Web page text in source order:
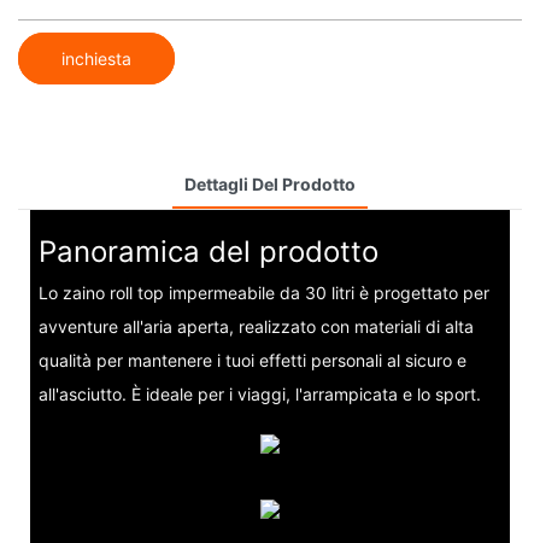
inchiesta
Dettagli Del Prodotto
Panoramica del prodotto
Lo zaino roll top impermeabile da 30 litri è progettato per
avventure all'aria aperta, realizzato con materiali di alta
qualità per mantenere i tuoi effetti personali al sicuro e
all'asciutto. È ideale per i viaggi, l'arrampicata e lo sport.